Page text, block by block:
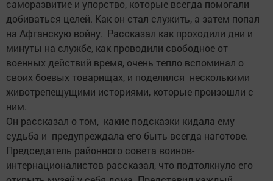
саморазвитие и упорство, которые всегда помогали
добиваться целей. Как он стал служить, а затем попал
на Афганскую войну. Рассказал как проходили дни и
минуты на службе, как проводили свободное от
военных действий время, очень тепло вспоминал о
своих боевых товарищах, и поделился несколькими
животрепещущими историями, которые произошли с
ним.
Он рассказал о том, какие подсказки кидала ему
судьба и предупреждала его быть всегда наготове.
Председатель районного совета воинов-
интернационалистов рассказал, что подтолкнуло его